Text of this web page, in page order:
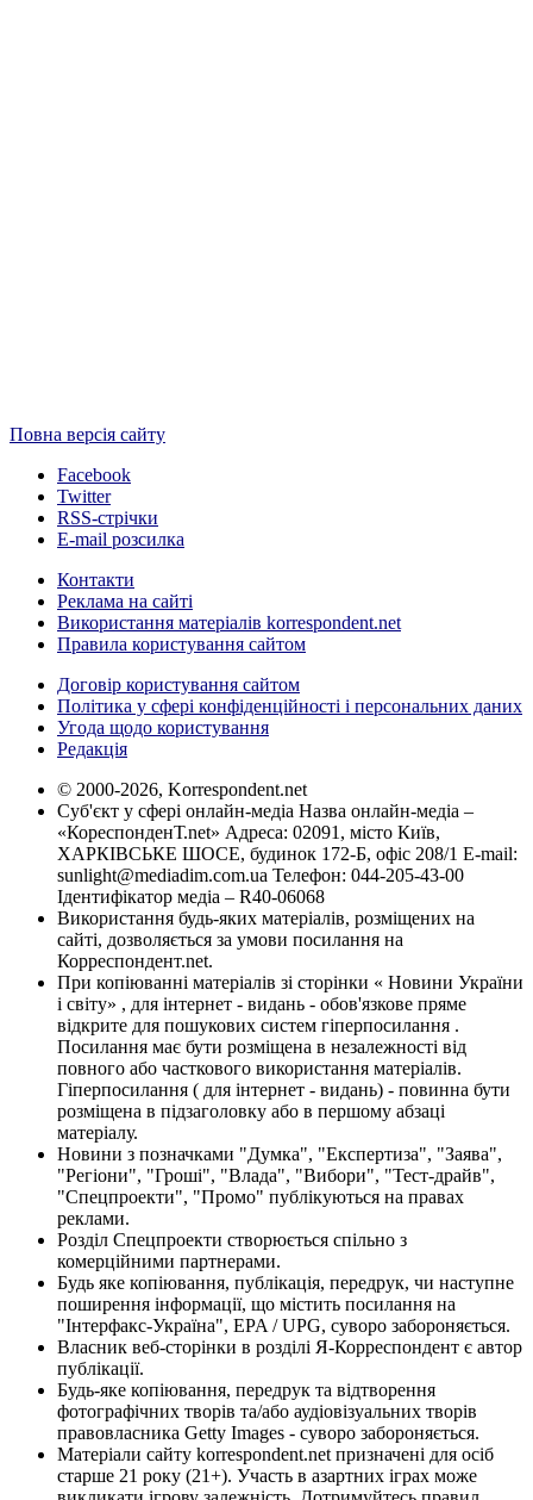
Повна версія сайту
Facebook
Twitter
RSS-стрічки
E-mail розсилка
Контакти
Реклама на сайті
Використання матеріалів korrespondent.net
Правила користування сайтом
Договір користування сайтом
Політика у сфері конфіденційності і персональних даних
Угода щодо користування
Редакція
© 2000-2026, Korrespondent.net
Суб'єкт у сфері онлайн-медіа Назва онлайн-медіа –
«КореспонденТ.net» Адреса: 02091, місто Київ,
ХАРКІВСЬКЕ ШОСЕ, будинок 172-Б, офіс 208/1 E-mail:
sunlight@mediadim.com.ua Телефон: 044-205-43-00
Ідентифікатор медіа – R40-06068
Використання будь-яких матеріалів, розміщених на
сайті, дозволяється за умови посилання на
Корреспондент.net.
При копіюванні матеріалів зі сторінки « Новини України
і світу» , для інтернет - видань - обов'язкове пряме
відкрите для пошукових систем гіперпосилання .
Посилання має бути розміщена в незалежності від
повного або часткового використання матеріалів.
Гіперпосилання ( для інтернет - видань) - повинна бути
розміщена в підзаголовку або в першому абзаці
матеріалу.
Новини з позначками "Думка", "Експертиза", "Заява",
"Регіони", "Гроші", "Влада", "Вибори", "Тест-драйв",
"Спецпроекти", "Промо" публікуються на правах
реклами.
Розділ Спецпроекти створюється спільно з
комерційними партнерами.
Будь яке копіювання, публікація, передрук, чи наступне
поширення інформації, що містить посилання на
"Інтерфакс-Україна", EPA / UPG, суворо забороняється.
Власник веб-сторінки в розділі Я-Корреспондент є автор
публікації.
Будь-яке копіювання, передрук та відтворення
фотографічних творів та/або аудіовізуальних творів
правовласника Getty Images - суворо забороняється.
Матеріали сайту korrespondent.net призначені для осіб
старше 21 року (21+). Участь в азартних іграх може